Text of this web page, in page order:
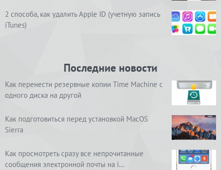
2 способа, как удалить Apple ID (учетную запись
iTunes)
Последние новости
Как перенести резервные копии Time Machine с
одного диска на другой
Как подготовиться перед установкой MacOS
Sierra
Как просмотреть сразу все непрочитанные
сообщения электронной почты на i…